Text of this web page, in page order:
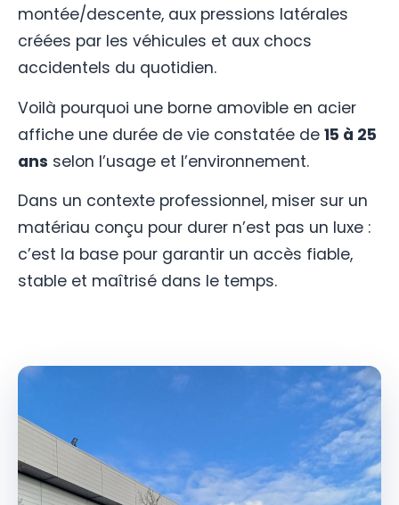
montée/descente, aux pressions latérales
créées par les véhicules et aux chocs
accidentels du quotidien.
Voilà pourquoi une borne amovible en acier
affiche une durée de vie constatée de 15 à 25
ans selon l’usage et l’environnement.
Dans un contexte professionnel, miser sur un
matériau conçu pour durer n’est pas un luxe :
c’est la base pour garantir un accès fiable,
stable et maîtrisé dans le temps.